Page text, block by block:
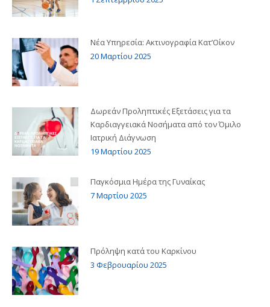
Νέα Υπηρεσία: Ακτινογραφία Κατ’Οίκον
20 Μαρτίου 2025
Δωρεάν Προληπτικές Εξετάσεις για τα
Καρδιαγγειακά Νοσήματα από τον Όμιλο
Ιατρική Διάγνωση
19 Μαρτίου 2025
Παγκόσμια Ημέρα της Γυναίκας
7 Μαρτίου 2025
Πρόληψη κατά του Καρκίνου
3 Φεβρουαρίου 2025